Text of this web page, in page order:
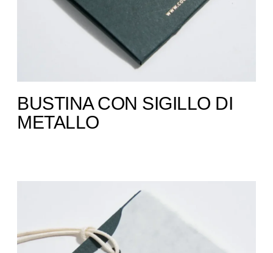
BUSTINA CON SIGILLO DI
METALLO​